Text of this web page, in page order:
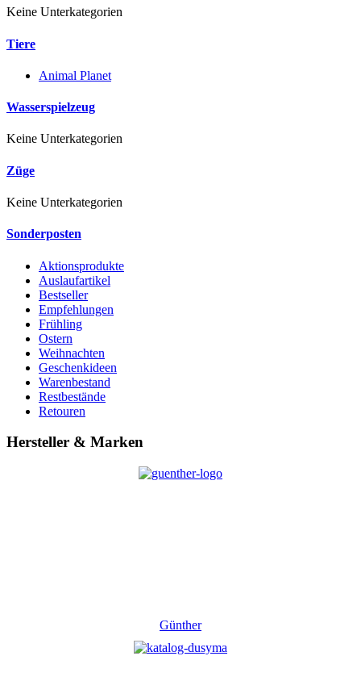
Keine Unterkategorien
Tiere
Animal Planet
Wasserspielzeug
Keine Unterkategorien
Züge
Keine Unterkategorien
Sonderposten
Aktionsprodukte
Auslaufartikel
Bestseller
Empfehlungen
Frühling
Ostern
Weihnachten
Geschenkideen
Warenbestand
Restbestände
Retouren
Hersteller & Marken
Günther